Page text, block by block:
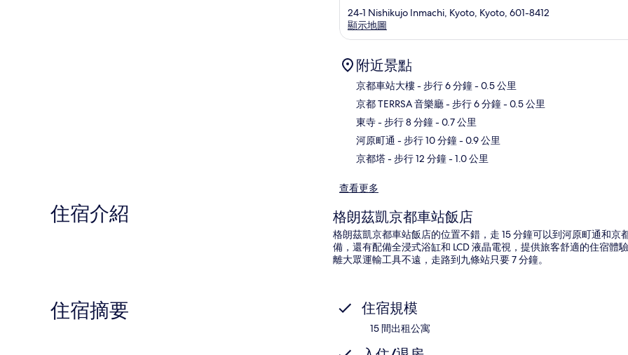
24-1 Nishikujo Inmachi, Kyoto, Kyoto, 601-8412
顯示地圖
附近景點
京都車站大樓- 步行 6 分鐘- 0.5 公里
京都 TERRSA 音樂廳- 步行 6 分鐘- 0.5 公里
東寺- 步行 8 分鐘- 0.7 公里
河原町通 - 步行 10 分鐘- 0.9 公里
京都塔- 步行 12 分鐘- 1.0 公里
查看更多
住宿介紹 格朗茲凱京都車站飯店
格朗茲凱京都車站飯店的位置不錯，走 15 分鐘可以到河原町通和
備，還有配備全浸式浴缸和 LCD 液晶電視，提供旅客舒適的住宿
離大眾運輸工具不遠，走路到九條站只要 7 分鐘。
住宿摘要 住宿規模
15 間出租公寓